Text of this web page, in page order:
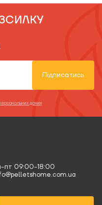
Підписатись
даних
пт 09:00-18:00